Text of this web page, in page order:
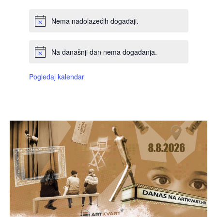
Nema nadolazećih događaji.
Na današnji dan nema događanja.
Pogledaj kalendar